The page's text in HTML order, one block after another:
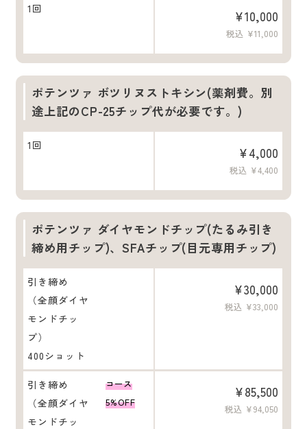
1回 ¥10,000
税込 ¥11,000
ポテンツァ ボツリヌストキシン(薬剤費。別
途上記のCP-25チップ代が必要です。)
1回 ¥4,000
税込 ¥4,400
ポテンツァ ダイヤモンドチップ(たるみ引き
締め用チップ)、SFAチップ(目元専用チップ)
引き締め
（全顔ダイヤ
モンドチッ
プ）
400ショット
¥30,000
税込 ¥33,000
引き締め
（全顔ダイヤ
モンドチッ
コース
5%OFF
¥85,500
税込 ¥94,050